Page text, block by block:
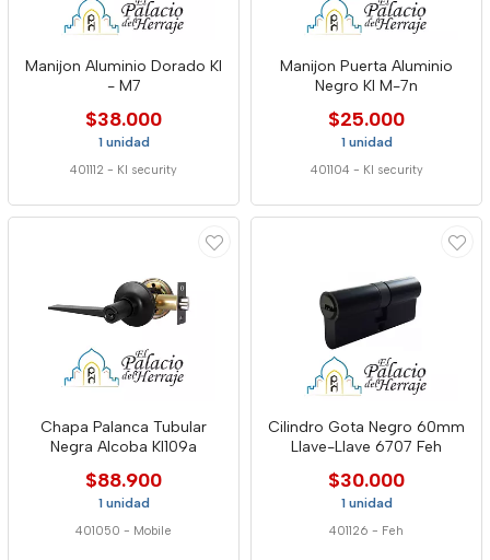
Manijon Aluminio Dorado Kl
- M7
$38.000
1 unidad
401112 - Kl security
Manijon Puerta Aluminio
Negro Kl M-7n
$25.000
1 unidad
401104 - Kl security
Chapa Palanca Tubular
Negra Alcoba Kl109a
$88.900
1 unidad
401050 - Mobile
Cilindro Gota Negro 60mm
Llave-Llave 6707 Feh
$30.000
1 unidad
401126 - Feh